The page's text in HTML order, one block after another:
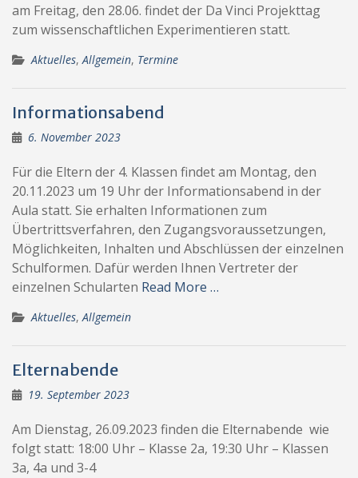
am Freitag, den 28.06. findet der Da Vinci Projekttag
zum wissenschaftlichen Experimentieren statt.
Aktuelles,Allgemein, Termine
Informationsabend
6. November 2023
Für die Eltern der 4. Klassen findet am Montag, den
20.11.2023 um 19 Uhr der Informationsabend in der
Aula statt. Sie erhalten Informationen zum
Übertrittsverfahren, den Zugangsvoraussetzungen,
Möglichkeiten, Inhalten und Abschlüssen der einzelnen
Schulformen. Dafür werden Ihnen Vertreter der
einzelnen Schularten Read More …
Aktuelles,Allgemein
Elternabende
19. September 2023
Am Dienstag, 26.09.2023 finden die Elternabende wie
folgt statt: 18:00 Uhr – Klasse 2a, 19:30 Uhr – Klassen
3a, 4a und 3-4